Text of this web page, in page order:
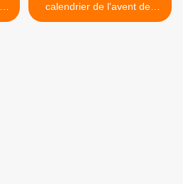
calendrier de l'avent des
contes >